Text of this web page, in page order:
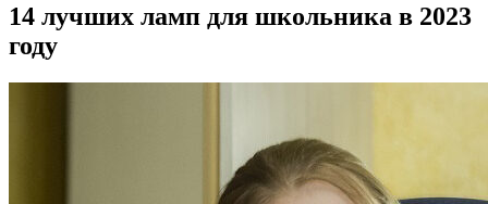
14 лучших ламп для школьника в 2023
году